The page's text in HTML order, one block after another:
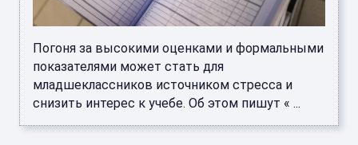
Погоня за высокими оценками и формальными
показателями может стать для
младшеклассников источником стресса и
снизить интерес к учебе. Об этом пишут « ...